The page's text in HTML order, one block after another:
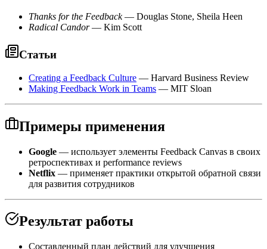
Thanks for the Feedback— Douglas Stone, Sheila Heen
Radical Candor— Kim Scott
Статьи
Creating a Feedback Culture — Harvard Business Review
Making Feedback Work in Teams — MIT Sloan
Примеры применения
Google — использует элементы Feedback Canvas в своих
ретроспективах и performance reviews
Netflix — применяет практики открытой обратной связи
для развития сотрудников
Результат работы
Составленный план действий для улучшения